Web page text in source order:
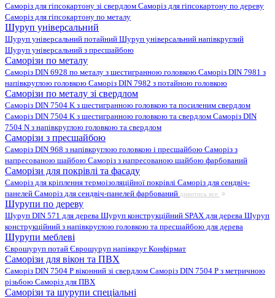
Саморіз для гіпсокартону зі свердлом Саморіз для гіпсокартону по дереву
Саморіз для гіпсокартону по металу
Шуруп універсальний
Шуруп універсальний потайний Шуруп універсальний напівкруглий
Шуруп універсальний з пресшайбою
Саморізи по металу
Саморіз DIN 6928 по металу з шестигранною головкою Саморіз DIN 7981 з
напівкруглою головкою Саморіз DIN 7982 з потайною головкою
Саморізи по металу зі свердлом
Саморіз DIN 7504 K з шестигранною головкою та посиленим свердлом
Саморіз DIN 7504 K з шестигранною головкою та свердлом Саморіз DIN
7504 N з напівкруглою головкою та свердлом
Саморізи з пресшайбою
Саморіз DIN 968 з напівкруглою головкою і пресшайбою Саморіз з
напресованою шайбою Саморіз з напресованою шайбою фарбований
Саморізи для покрівлі та фасаду
Саморіз для кріплення термоізоляційної покрівлі Саморіз для сендвіч-
панелей Саморіз для сендвіч-панелей фарбований дивитись все
Шурупи по дереву
Шуруп DIN 571 для дерева Шуруп конструкційний SPAX для дерева Шуруп
конструкційний з напівкруглою головкою та пресшайбою для дерева
Шурупи меблеві
Єврошуруп потай Єврошуруп напівкруг Конфірмат
Саморізи для вікон та ПВХ
Саморіз DIN 7504 P віконний зі свердлом Саморіз DIN 7504 P з метричною
різьбою Саморіз для ПВХ
Саморізи та шурупи спеціальні